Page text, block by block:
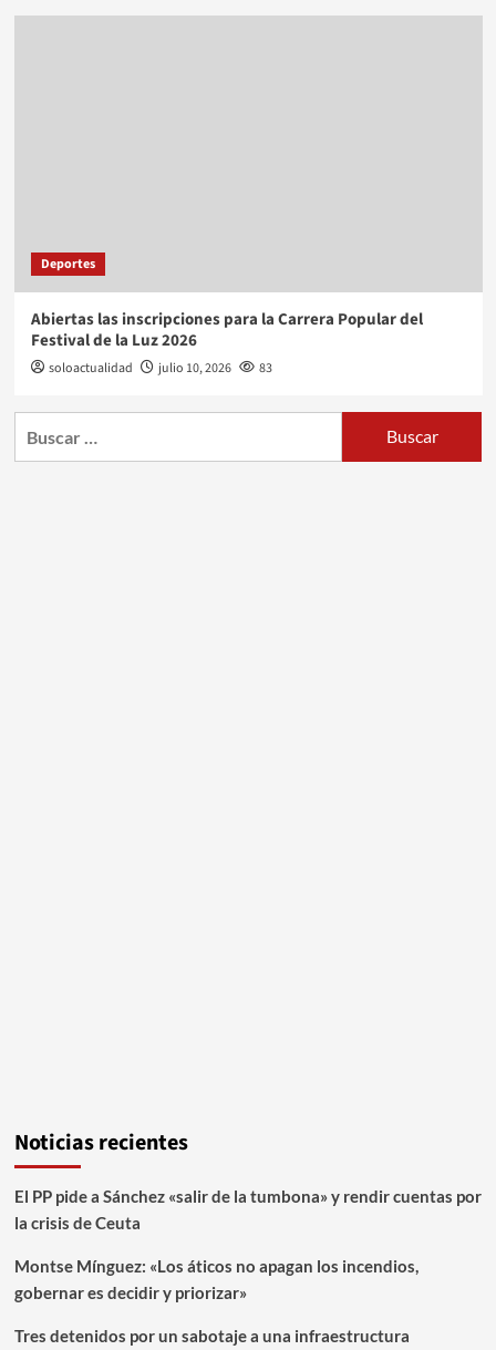
Deportes
Abiertas las inscripciones para la Carrera Popular del
Festival de la Luz 2026
soloactualidad julio 10, 2026 83
Noticias recientes
El PP pide a Sánchez «salir de la tumbona» y rendir cuentas por
la crisis de Ceuta
Montse Mínguez: «Los áticos no apagan los incendios,
gobernar es decidir y priorizar»
Tres detenidos por un sabotaje a una infraestructura